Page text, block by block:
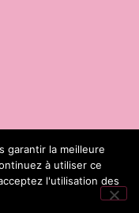
garantir la meilleure
à utiliser ce
l'utilisation des